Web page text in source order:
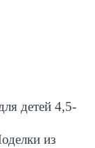
детей 4,5-
из